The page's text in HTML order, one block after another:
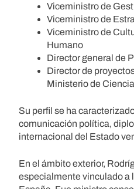
Viceministro de
Viceministro de
Viceministro de
Humano
Director general de
Director de
Ministerio de
Su perfil se ha
comunicación política,
internacional del Estado
En el ámbito exterior,
especialmente vinculado a